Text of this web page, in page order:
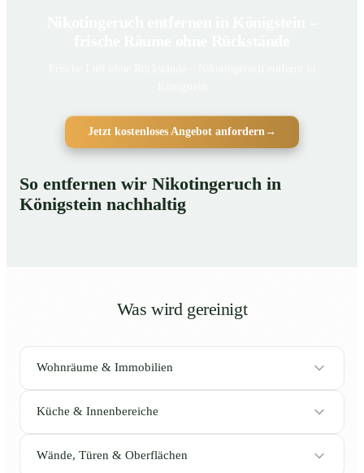
Jetzt kostenloses Angebot anfordern →
So entfernen wir Nikotingeruch in
Königstein nachhaltig
Was wird gereinigt
Wohnräume & Immobilien
Küche & Innenbereiche
Wände, Türen & Oberflächen